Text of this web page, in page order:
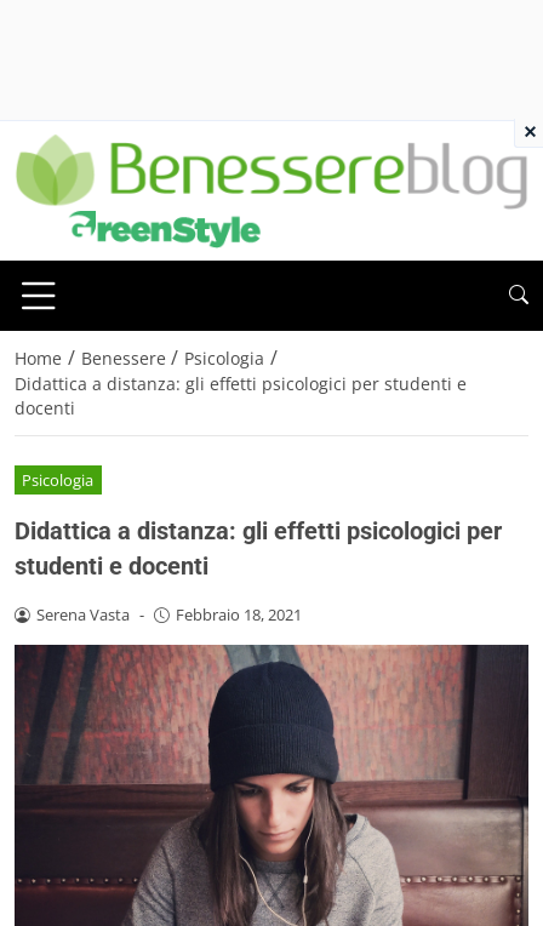
Home / Benessere / Psicologia /
Didattica a distanza: gli effetti psicologici per studenti e
docenti
Psicologia
Didattica a distanza: gli effetti psicologici per
studenti e docenti
Serena Vasta - Febbraio 18, 2021
×